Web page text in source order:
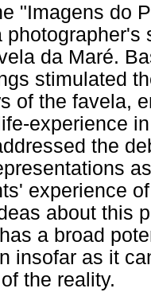
"Imagens do
da Maré.
stimulated
of the favela,
experience
the
experience
about this
a broad
insofar as it
the reality.